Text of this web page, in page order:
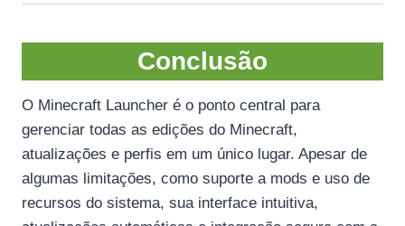
Conclusão
O Minecraft Launcher é o ponto central para
gerenciar todas as edições do Minecraft,
atualizações e perfis em um único lugar. Apesar de
algumas limitações, como suporte a mods e uso de
recursos do sistema, sua interface intuitiva,